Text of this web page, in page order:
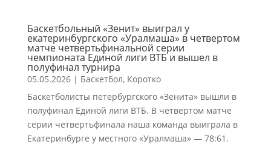
Баскетбольный «Зенит» выиграл у
екатеринбургского «Уралмаша» в четвертом
матче четвертьфинальной серии
чемпионата Единой лиги ВТБ и вышел в
полуфинал турнира
05.05.2026| Баскетбол, Коротко
Баскетболисты петербургского «Зенита» вышли в
полуфинал Единой лиги ВТБ. В четвертом матче
серии четвертьфинала наша команда выиграла в
Екатеринбурге у местного «Уралмаша» — 78:61.